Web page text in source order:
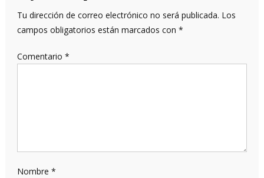
Tu dirección de correo electrónico no será publicada. Los
campos obligatorios están marcados con *
Comentario *
Nombre *